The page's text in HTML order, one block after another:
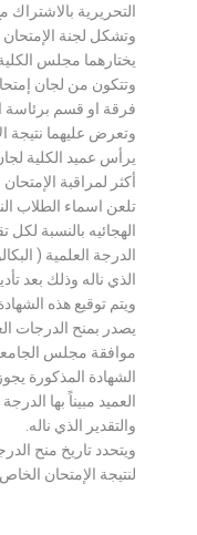
التحريرية بالاشتراك
وتشكل لجنة
يختارهما مجلس
وتتكون من لجان
فرقة او قسم برئاسة
وتعرض عليهما نتيجة
يرأس عميد الكلية
أكثر لمراقبة الإمتحان
تلعن اسماء الطلاب
الهجائيه بالنسبة
الدرجة العلمية (
الذي ناله وذلك بعد
ويتم توقيع هذه
يصدر بمنح الدرجات
موافقة مجلس
الشهادة المذكورة
العميد مبيناً بها
والتقدير الذي ناله.
ويتحدد تاريخ منح
لنتيجة الإمتحان